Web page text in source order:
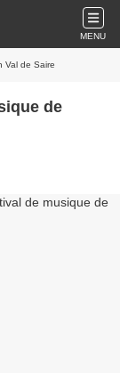
MENU
Val de Saire
de